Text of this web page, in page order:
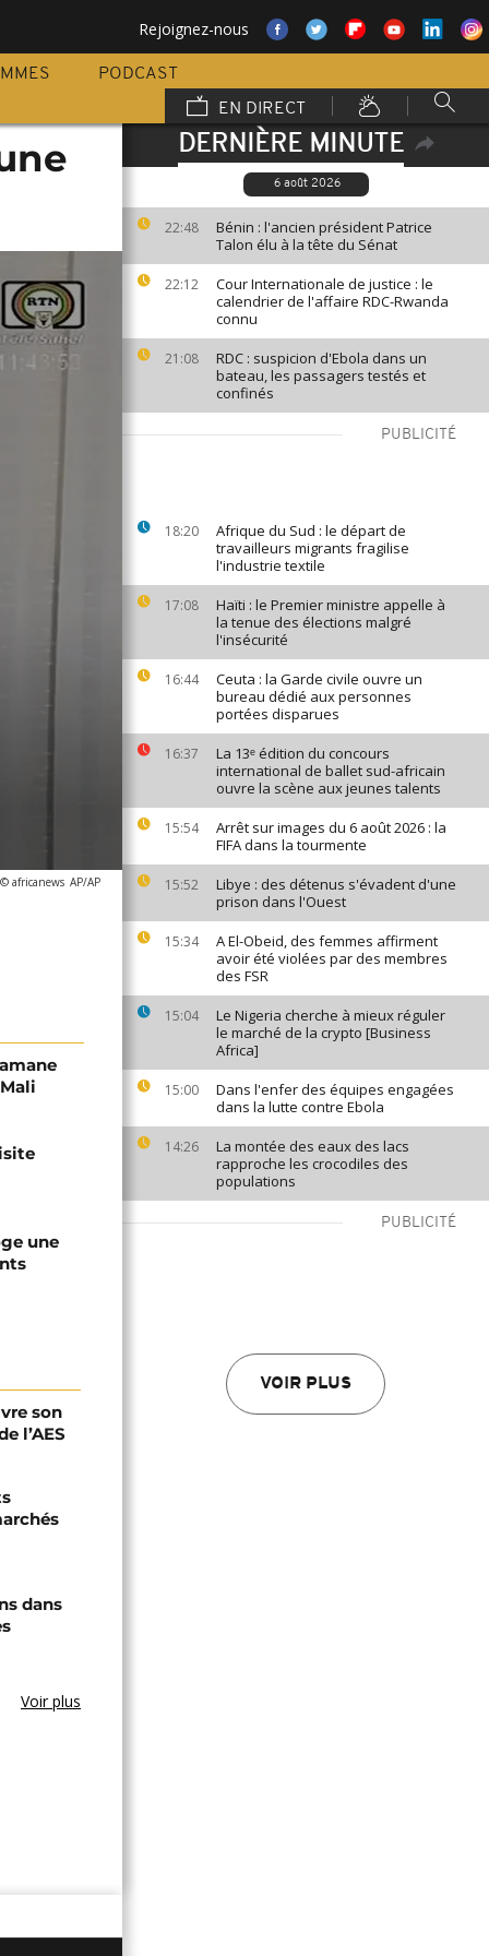
Rejoignez-nous
PODCAST
EN DIRECT
DERNIÈRE MINUTE
6 août 2026
22:48
Bénin : l'ancien président Patrice
Talon élu à la tête du Sénat
22:12
Cour Internationale de justice : le
calendrier de l'affaire RDC-Rwanda
connu
21:08
RDC : suspicion d'Ebola dans un
bateau, les passagers testés et
confinés
PUBLICITÉ
18:20
Afrique du Sud : le départ de
travailleurs migrants fragilise
l'industrie textile
17:08
Haïti : le Premier ministre appelle à
la tenue des élections malgré
l'insécurité
16:44
Ceuta : la Garde civile ouvre un
bureau dédié aux personnes
portées disparues
16:37
La 13ᵉ édition du concours
international de ballet sud-africain
ouvre la scène aux jeunes talents
15:54
Arrêt sur images du 6 août 2026 : la
FIFA dans la tourmente
15:52
Libye : des détenus s'évadent d'une
prison dans l'Ouest
15:34
A El-Obeid, des femmes affirment
avoir été violées par des membres
des FSR
15:04
Le Nigeria cherche à mieux réguler
le marché de la crypto [Business
Africa]
15:00
Dans l'enfer des équipes engagées
dans la lutte contre Ebola
14:26
La montée des eaux des lacs
rapproche les crocodiles des
populations
PUBLICITÉ
VOIR PLUS
africanews AP/AP
une
son
l’AES
dans
Voir plus